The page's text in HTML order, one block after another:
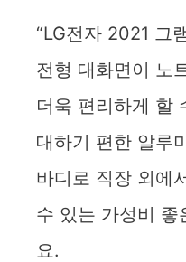
“LG전자 2021 그
전형 대화면이 노
더욱 편리하게 할
대하기 편한 알루
바디로 직장 외에
수 있는 가성비 좋
요.